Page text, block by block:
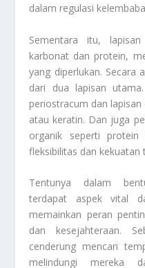
dalam regulasi
Sementara itu,
karbonat dan protein,
yang diperlukan. Secara
dari dua lapisan
periostracum dan
atau keratin. Dan juga
organik seperti
fleksibilitas dan kekuatan
Tentunya dalam
terdapat aspek vital
memainkan peran
dan kesejahteraan.
cenderung mencari
melindungi mereka